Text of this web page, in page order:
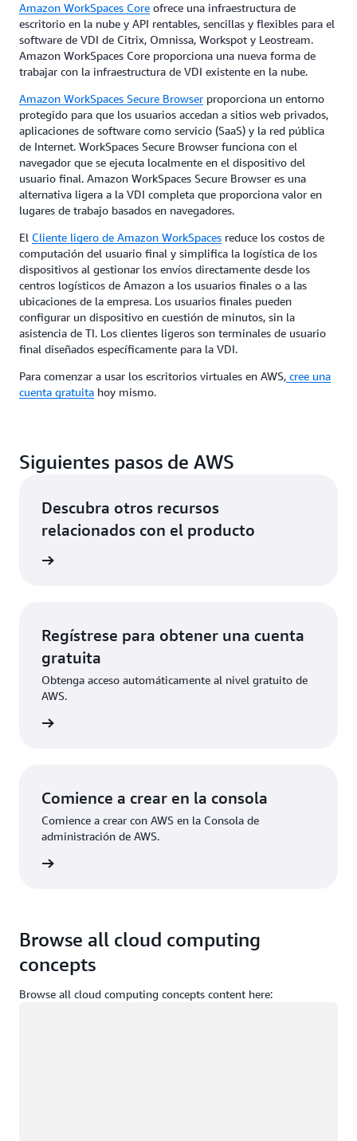
Amazon WorkSpaces Core ofrece una infraestructura de
escritorio en la nube y API rentables, sencillas y flexibles para el
software de VDI de Citrix, Omnissa, Workspot y Leostream.
Amazon WorkSpaces Core proporciona una nueva forma de
trabajar con la infraestructura de VDI existente en la nube.
Amazon WorkSpaces Secure Browser proporciona un entorno
protegido para que los usuarios accedan a sitios web privados,
aplicaciones de software como servicio (SaaS) y la red pública
de Internet. WorkSpaces Secure Browser funciona con el
navegador que se ejecuta localmente en el dispositivo del
usuario final. Amazon WorkSpaces Secure Browser es una
alternativa ligera a la VDI completa que proporciona valor en
lugares de trabajo basados en navegadores.
El Cliente ligero de Amazon WorkSpaces reduce los costos de
computación del usuario final y simplifica la logística de los
dispositivos al gestionar los envíos directamente desde los
centros logísticos de Amazon a los usuarios finales o a las
ubicaciones de la empresa. Los usuarios finales pueden
configurar un dispositivo en cuestión de minutos, sin la
asistencia de TI. Los clientes ligeros son terminales de usuario
final diseñados específicamente para la VDI.
Para comenzar a usar los escritorios virtuales en AWS, cree una
cuenta gratuita hoy mismo.
Siguientes pasos de AWS
Descubra otros recursos
relacionados con el producto
Regístrese para obtener una cuenta
gratuita
Obtenga acceso automáticamente al nivel gratuito de
AWS.
Comience a crear en la consola
Comience a crear con AWS en la Consola de
administración de AWS.
Browse all cloud computing
concepts
Browse all cloud computing concepts content here: